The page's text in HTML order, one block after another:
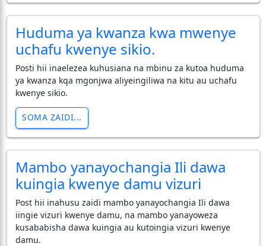
Huduma ya kwanza kwa mwenye
uchafu kwenye sikio.
Posti hii inaelezea kuhusiana na mbinu za kutoa huduma
ya kwanza kqa mgonjwa aliyeingiliwa na kitu au uchafu
kwenye sikio.
SOMA ZAIDI...
Mambo yanayochangia Ili dawa
kuingia kwenye damu vizuri
Post hii inahusu zaidi mambo yanayochangia Ili dawa
iingie vizuri kwenye damu, na mambo yanayoweza
kusababisha dawa kuingia au kutoingia vizuri kwenye
damu.